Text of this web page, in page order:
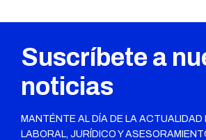
Suscríbete a
noticias
MANTÉNTE AL DÍA DE LA ACTUALIDAD
LABORAL, JURÍDICO Y